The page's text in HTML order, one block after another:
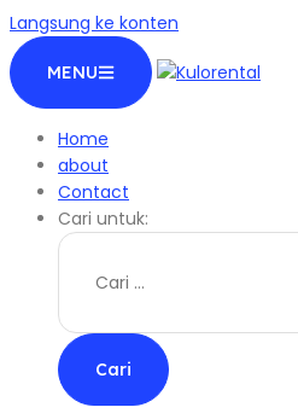
Langsung ke konten
MENU
Home
about
Contact
Cari untuk: